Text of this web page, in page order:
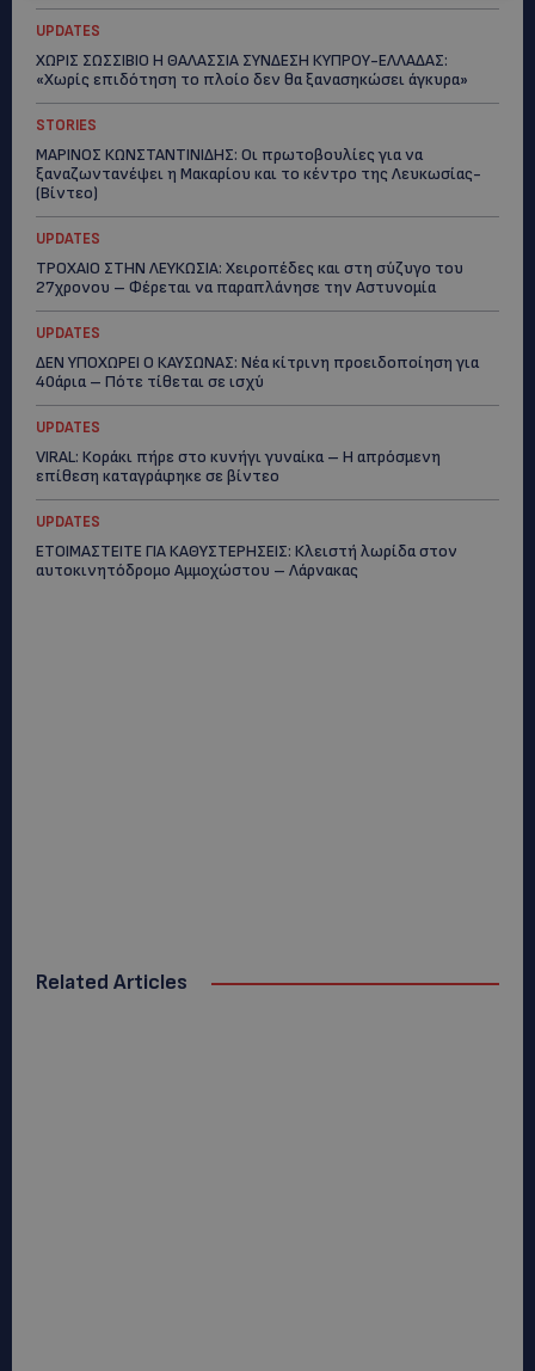
UPDATES
ΧΩΡΙΣ ΣΩΣΣΙΒΙΟ Η ΘΑΛΑΣΣΙΑ ΣΥΝΔΕΣΗ ΚΥΠΡΟΥ-ΕΛΛΑΔΑΣ:
«Χωρίς επιδότηση το πλοίο δεν θα ξανασηκώσει άγκυρα»
STORIES
ΜΑΡΙΝΟΣ ΚΩΝΣΤΑΝΤΙΝΙΔΗΣ: Οι πρωτοβουλίες για να
ξαναζωντανέψει η Μακαρίου και το κέντρο της Λευκωσίας-
(Βίντεο)
UPDATES
ΤΡΟΧΑΙΟ ΣΤΗΝ ΛΕΥΚΩΣΙΑ: Χειροπέδες και στη σύζυγο του
27χρονου – Φέρεται να παραπλάνησε την Αστυνομία
UPDATES
ΔΕΝ ΥΠΟΧΩΡΕΙ Ο ΚΑΥΣΩΝΑΣ: Νέα κίτρινη προειδοποίηση για
40άρια – Πότε τίθεται σε ισχύ
UPDATES
VIRAL: Κοράκι πήρε στο κυνήγι γυναίκα – Η απρόσμενη
επίθεση καταγράφηκε σε βίντεο
UPDATES
ΕΤΟΙΜΑΣΤΕΙΤΕ ΓΙΑ ΚΑΘΥΣΤΕΡΗΣΕΙΣ: Κλειστή λωρίδα στον
αυτοκινητόδρομο Αμμοχώστου – Λάρνακας
Related Articles